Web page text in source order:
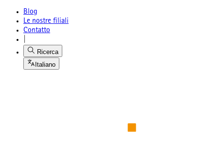
Blog
Le nostre filiali
Contatto
Ricerca
Italiano